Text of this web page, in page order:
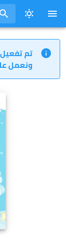
تم
ونعمل